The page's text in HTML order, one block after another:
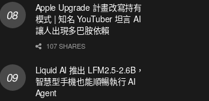
Apple Upgrade 計畫改寫持有
模式 | 知名 YouTuber 坦言 AI
讓人出現多巴胺依賴
107 SHARES
Liquid AI 推出 LFM2.5-2.6B，
智慧型手機也能順暢執行 AI
Agent